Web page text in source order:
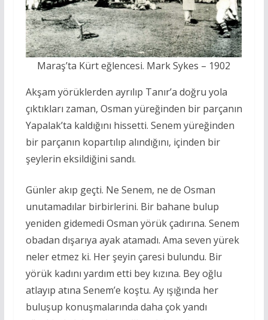
Maraş’ta Kürt eğlencesi. Mark Sykes – 1902
Akşam yörüklerden ayrılıp Tanır’a doğru yola
çıktıkları zaman, Osman yüreğinden bir parçanın
Yapalak’ta kaldığını hissetti. Senem yüreğinden
bir parçanın kopartılıp alındığını, içinden bir
şeylerin eksildiğini sandı.
Günler akıp geçti. Ne Senem, ne de Osman
unutamadılar birbirlerini. Bir bahane bulup
yeniden gidemedi Osman yörük çadırına. Senem
obadan dışarıya ayak atamadı. Ama seven yürek
neler etmez ki. Her şeyin çaresi bulundu. Bir
yörük kadını yardım etti bey kızına. Bey oğlu
atlayıp atına Senem’e koştu. Ay ışığında her
buluşup konuşmalarında daha çok yandı